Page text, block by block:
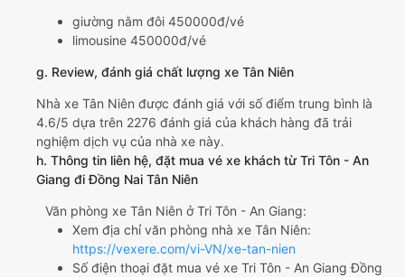
giường nằm đôi 450000đ/vé
limousine 450000đ/vé
g. Review, đánh giá chất lượng xe Tân Niên
Nhà xe Tân Niên được đánh giá với số điểm trung bình là
4.6/5 dựa trên 2276 đánh giá của khách hàng đã trải
nghiệm dịch vụ của nhà xe này.
h. Thông tin liên hệ, đặt mua vé xe khách từ Tri Tôn - An
Giang đi Đồng Nai Tân Niên
Văn phòng xe Tân Niên ở Tri Tôn - An Giang:
Xem địa chỉ văn phòng nhà xe Tân Niên:
https://vexere.com/vi-VN/xe-tan-nien
Số điện thoại đặt mua vé xe Tri Tôn - An Giang Đồng